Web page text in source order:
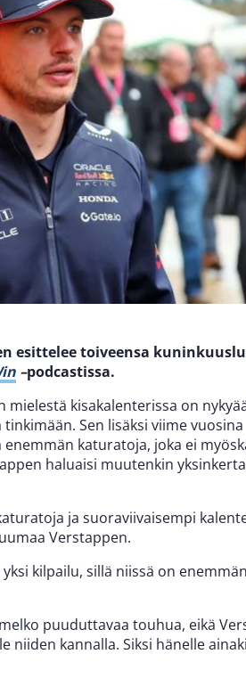
esittelee toiveensa
–podcastissa.
kisakalenterissa on
Sen lisäksi viime vuosina
katuratoja, joka ei
haluaisi muutenkin
ja suoraviivaisempi
Verstappen.
kilpailu, sillä niissä on
puuduttavaa touhua, eikä
niiden kannalla. Siksi hänelle